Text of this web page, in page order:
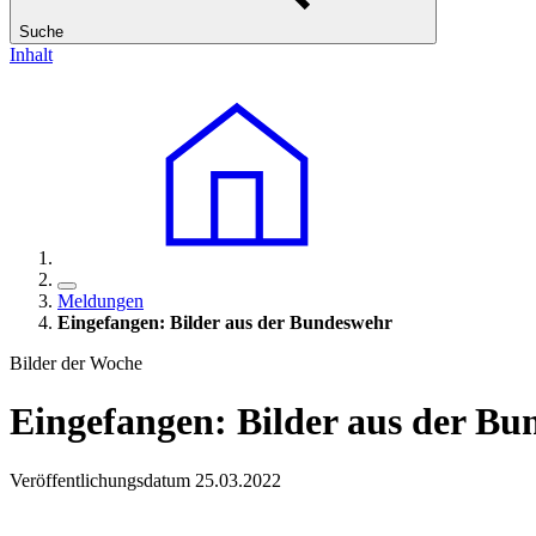
Suche
Inhalt
Meldungen
Eingefangen: Bilder aus der Bundeswehr
Bilder der Woche
Eingefangen: Bilder aus der
Veröffentlichungsdatum 25.03.2022